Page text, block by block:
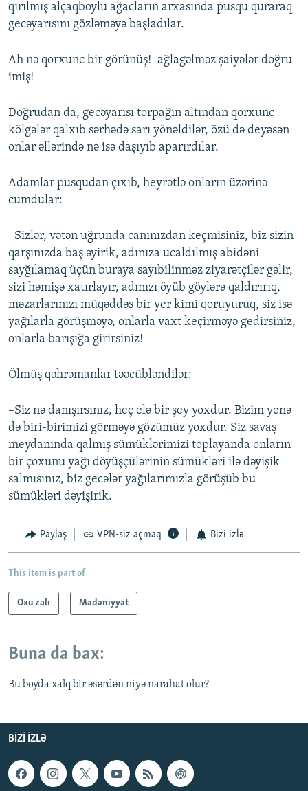
qırılmış alçaqboylu ağacların arxasında pusqu quraraq
gecəyarısını gözləməyə başladılar.
Ah nə qorxunc bir görünüş!–ağlagəlməz şaiyələr doğru
imiş!
Doğrudan da, gecəyarısı torpağın altından qorxunc
kölgələr qalxıb sərhədə sarı yönəldilər, özü də deyəsən
onlar əllərində nə isə daşıyıb aparırdılar.
Adamlar pusqudan çıxıb, heyrətlə onların üzərinə
cumdular:
–Sizlər, vətən uğrunda canınızdan keçmisiniz, biz sizin
qarşınızda baş əyirik, adınıza ucaldılmış abidəni
sayğılamaq üçün buraya sayıbilinməz ziyarətçilər gəlir,
sizi həmişə xatırlayır, adınızı öyüb göylərə qaldırırıq,
məzarlarınızı müqəddəs bir yer kimi qoruyuruq, siz isə
yağılarla görüşməyə, onlarla vaxt keçirməyə gedirsiniz,
onlarla barışığa girirsiniz!
Ölmüş qəhrəmanlar təəcübləndilər:
–Siz nə danışırsınız, heç elə bir şey yoxdur. Bizim yenə
də biri-birimizi görməyə gözümüz yoxdur. Siz savaş
meydanında qalmış sümüklərimizi toplayanda onların
bir çoxunu yağı döyüşçülərinin sümükləri ilə dəyişik
salmısınız, biz gecələr yağılarımızla görüşüb bu
sümükləri dəyişirik.
Paylaş VPN-siz açmaq Bizi izlə
This item is part of
Oxu zalı Mədəniyyət
Buna da bax:
Bu boyda xalq bir əsərdən niyə narahat olur?
BIZI IZLƏ